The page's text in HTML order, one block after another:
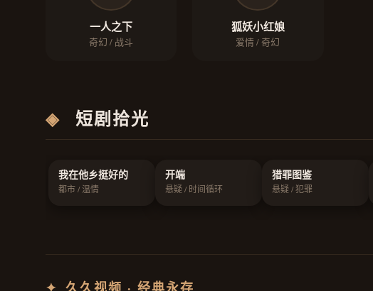
一人之下
奇幻 / 战斗
狐妖小红娘
爱情 / 奇幻
◈ 短剧拾光
我在他乡挺好的
都市 / 温情
开端
悬疑 / 时间循环
猎罪图鉴
悬疑 / 犯罪